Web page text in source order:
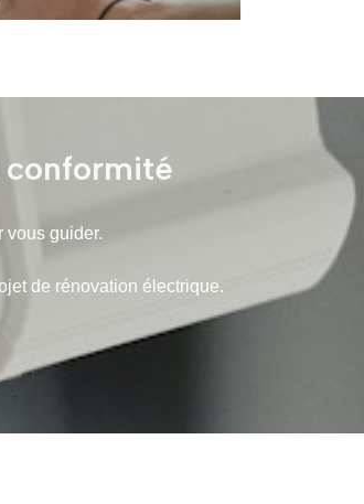
vous guider.
de rénovation électrique.